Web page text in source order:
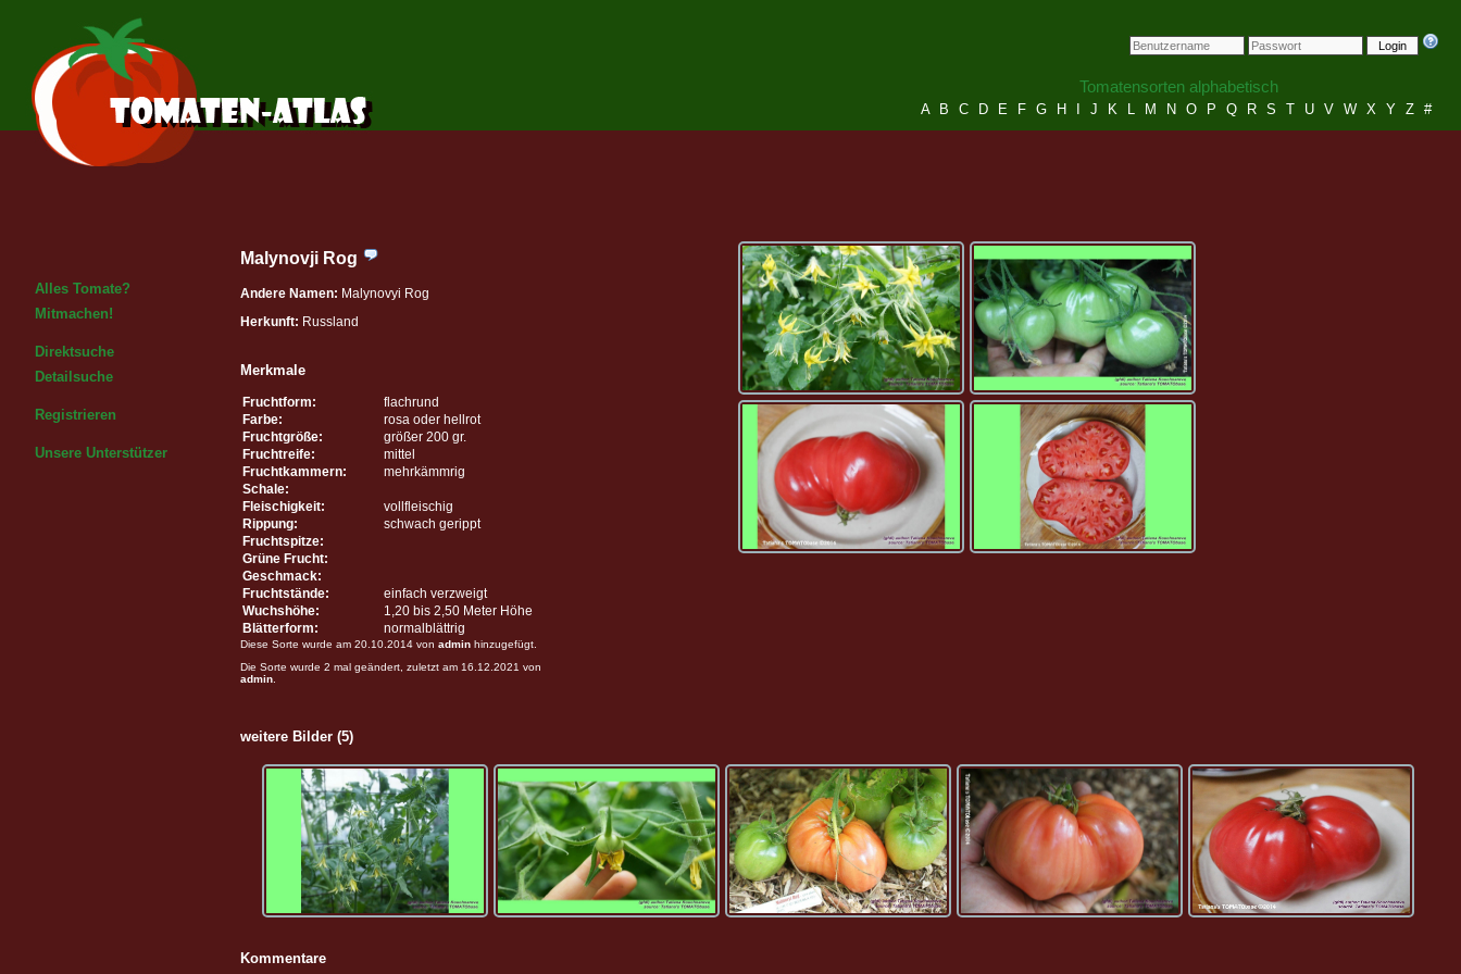
Login
Tomatensorten alphabetisch
A B C D E F G H J K L M N O P Q R S T U V W X Y Z #
Alles Tomate?
Mitmachen!
Direktsuche
Detailsuche
Registrieren
Unsere Unterstützer
Malynovji Rog
Andere Namen: Malynovyi Rog
Herkunft: Russland
Merkmale
Fruchtform:
flachrund
Farbe:
rosa oder hellrot
Fruchtgröße:
größer 200 gr.
Fruchtreife:
mittel
Fruchtkammern:
mehrkämmrig
Schale:
Fleischigkeit:
vollfleischig
Rippung:
schwach gerippt
Fruchtspitze:
Grüne Frucht:
Geschmack:
Fruchtstände:
einfach verzweigt
Wuchshöhe:
1,20 bis 2,50 Meter Höhe
Blätterform:
normalblättrig
Diese Sorte wurde am 20.10.2014 von admin hinzugefügt.
Die Sorte wurde 2 mal geändert, zuletzt am 16.12.2021 von
admin
weitere Bilder (5)
Kommentare